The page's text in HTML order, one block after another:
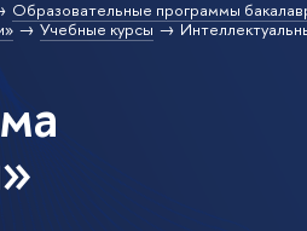
Образовательные программы
Учебные курсы